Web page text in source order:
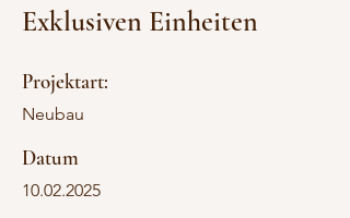
Exklusiven Einheiten
Projektart:
Neubau
Datum
10.02.2025